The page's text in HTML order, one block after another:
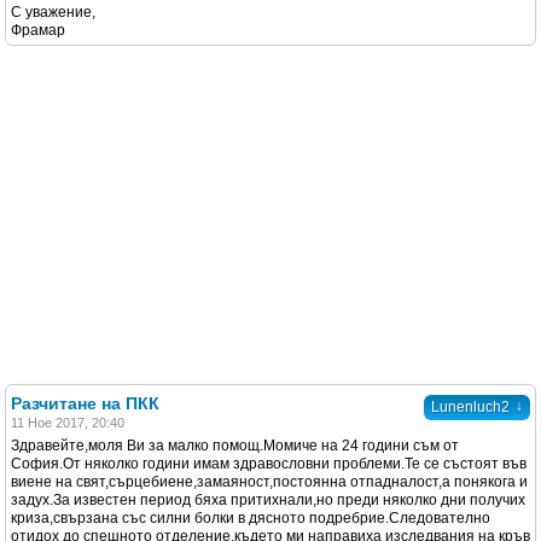
С уважение,
Фрамар
Lunenluch2 ↓
Разчитане на ПКК
11 Ное 2017, 20:40
Здравейте,моля Ви за малко помощ.Момиче на 24 години съм от
София.От няколко години имам здравословни проблеми.Те се състоят във
виене на свят,сърцебиене,замаяност,постоянна отпадналост,а понякога и
задух.За известен период бяха притихнали,но преди няколко дни получих
криза,свързана със силни болки в дясното подребрие.Следователно
отидох до спешното отделение,където ми направиха изследвания на кръв